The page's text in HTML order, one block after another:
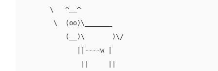
        \   ^__^
         \  (oo)\_______
            (__)\       )\/
               ||----w |